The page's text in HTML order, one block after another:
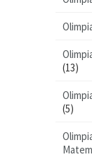
(13)
(5)